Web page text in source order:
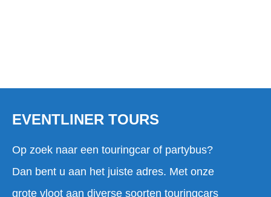
EVENTLINER TOURS
Op zoek naar een touringcar of partybus?
Dan bent u aan het juiste adres. Met onze
grote vloot aan diverse soorten touringcars